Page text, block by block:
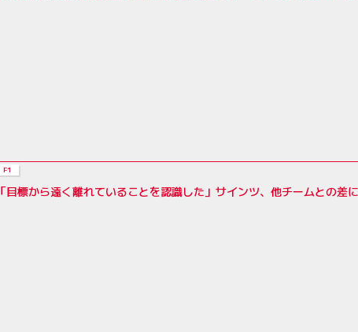
F1
「目標から遠く離れていることを認識した」サインツ、他チームとの